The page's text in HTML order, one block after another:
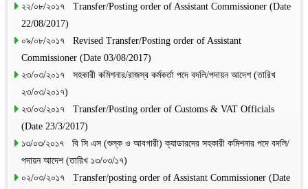
২২/০৮/২০১৭ Transfer/Posting order of Assistant Commissioner (Date
22/08/2017)
০৯/০৮/২০১৭ Revised Transfer/Posting order of Assistant
Commissioner (Date 03/08/2017)
২৩/০৩/২০১৭ সহকারী কমিশনার/রাজস্ব কর্মকর্তা পদে বদলি/পদায়ন আদেশ (তারিখ
২৩/০৩/২০১৭)
২৩/০৩/২০১৭ Transfer/Posting order of Customs & VAT Officials
(Date 23/3/2017)
১৩/০৩/২০১৭ বি সি এস (শুল্ক ও আবগারী) ক্যাডারদের সহকারী কমিশনার পদে বদলি/
পদায়ন আদেশ (তারিখ ১৩/০৩/১৭)
০২/০৩/২০১৭ Transfer/posting order of Assistant Commissioner (Date